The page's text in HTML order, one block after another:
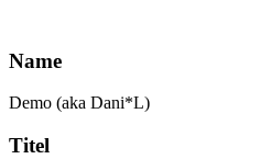
Name
Demo (aka Dani*L)
Titel